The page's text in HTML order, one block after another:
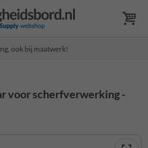
ook bij maatwerk!
voor scherfverwerking -